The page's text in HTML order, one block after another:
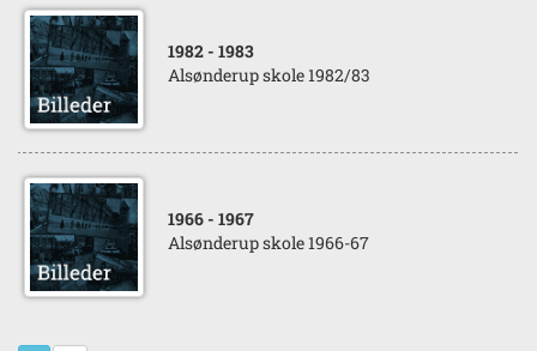
1982 - 1983
Alsønderup skole 1982/83
1966 - 1967
Alsønderup skole 1966-67